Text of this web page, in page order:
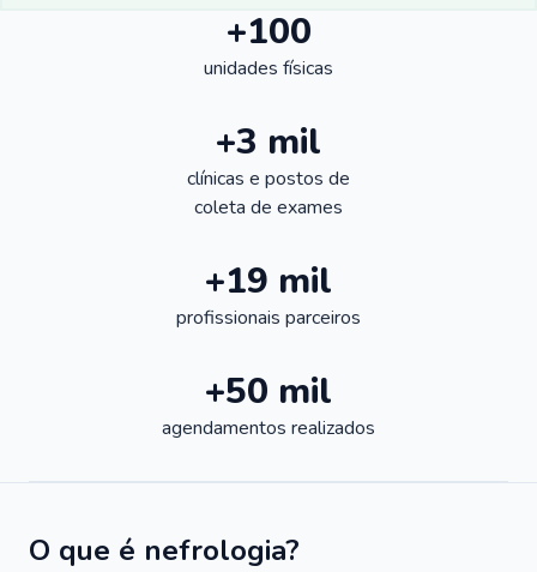
+100
unidades físicas
+3 mil
clínicas e postos de
coleta de exames
+19 mil
profissionais parceiros
+50 mil
agendamentos realizados
O que é nefrologia?